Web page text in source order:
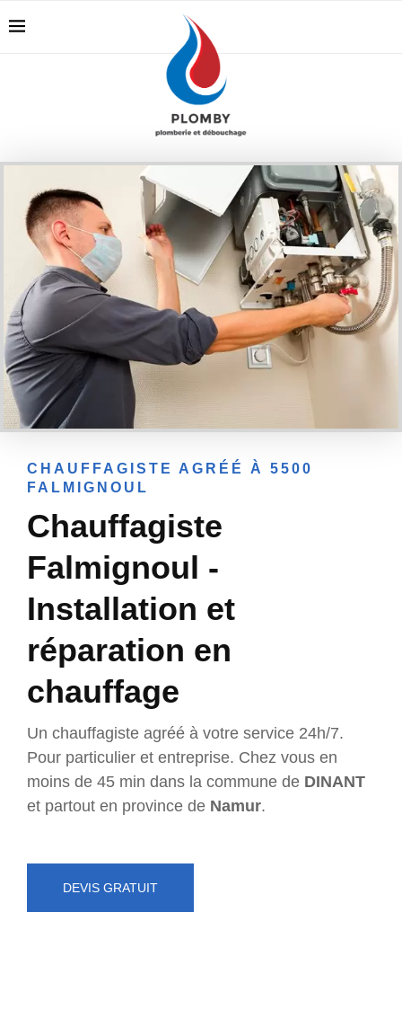
CHAUFFAGISTE AGRÉÉ À 5500
FALMIGNOUL
Chauffagiste
Falmignoul -
Installation et
réparation en
chauffage
Un chauffagiste agréé à votre service 24h/7.
Pour particulier et entreprise. Chez vous en
moins de 45 min dans la commune de DINANT
et partout en province de Namur.
DEVIS GRATUIT